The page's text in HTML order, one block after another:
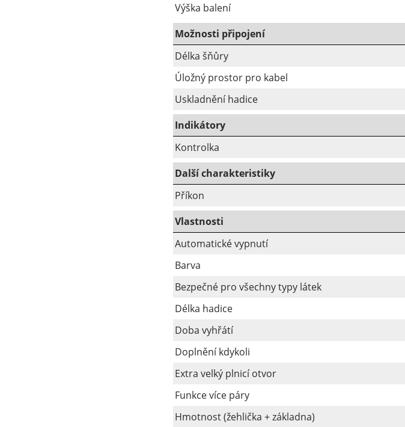
Výška balení
Možnosti připojení
Délka šňůry
Úložný prostor pro kabel
Uskladnění hadice
Indikátory
Kontrolka
Další charakteristiky
Příkon
Vlastnosti
Automatické vypnutí
Barva
Bezpečné pro všechny typy látek
Délka hadice
Doba vyhřátí
Doplnění kdykoli
Extra velký plnicí otvor
Funkce více páry
Hmotnost (žehlička + základna)